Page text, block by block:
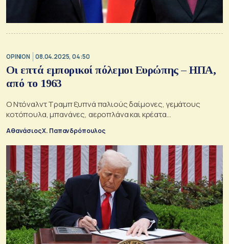
OPINION 08.04.2025, 04:50
Οι επτά εμπορικοί πόλεμοι Ευρώπης – ΗΠΑ,
από το 1963
Ο Ντόναλντ Τραμπ ξυπνά παλιούς δαίμονες, γεμάτους
κοτόπουλα, μπανάνες, αεροπλάνα και κρέατα…
Αθανάσιος Χ. Παπανδρόπουλος